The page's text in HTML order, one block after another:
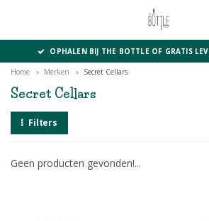
OPHALEN BIJ THE BOTTLE OF GRATIS
Home Merken Secret Cellars
Secret Cellars
Filters
Geen producten gevonden!...